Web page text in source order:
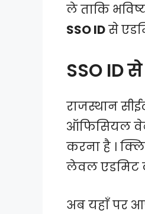
ले ताकि
SSO IDसे
SSO ID
राजस्थान
ऑफिसियल
करना है ।
लेवल एडमिट
अब यहाँ पर